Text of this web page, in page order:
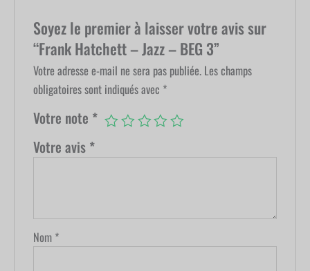
Soyez le premier à laisser votre avis sur
“Frank Hatchett – Jazz – BEG 3”
Votre adresse e-mail ne sera pas publiée. Les champs
obligatoires sont indiqués avec *
Votre note *
Votre avis *
Nom *